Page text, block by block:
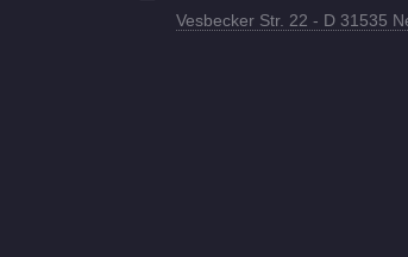
Vesbecker Str. 22 - D 31535